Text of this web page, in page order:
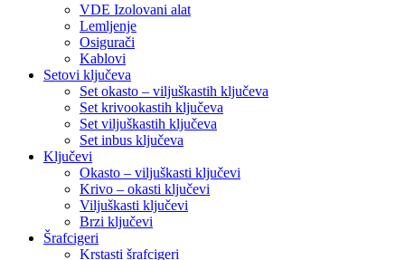
VDE Izolovani alat
Lemljenje
Osigurači
Kablovi
Setovi ključeva
Set okasto – viljuškastih ključeva
Set krivookastih ključeva
Set viljuškastih ključeva
Set inbus ključeva
Ključevi
Okasto – viljuškasti ključevi
Krivo – okasti ključevi
Viljuškasti ključevi
Brzi ključevi
Šrafcigeri
Krstasti šrafcigeri